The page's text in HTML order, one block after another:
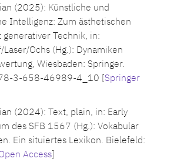
(2025): Künstliche und
Intelligenz: Zum ästhetischen
generativer Technik, in:
Ochs (Hg.): Dynamiken
Wiesbaden: Springer.
3-658-46989-4_10 [Springer
(2024): Text, plain, in: Early
des SFB 1567 (Hg.): Vokabular
Ein situiertes Lexikon. Bielefeld:
Access]